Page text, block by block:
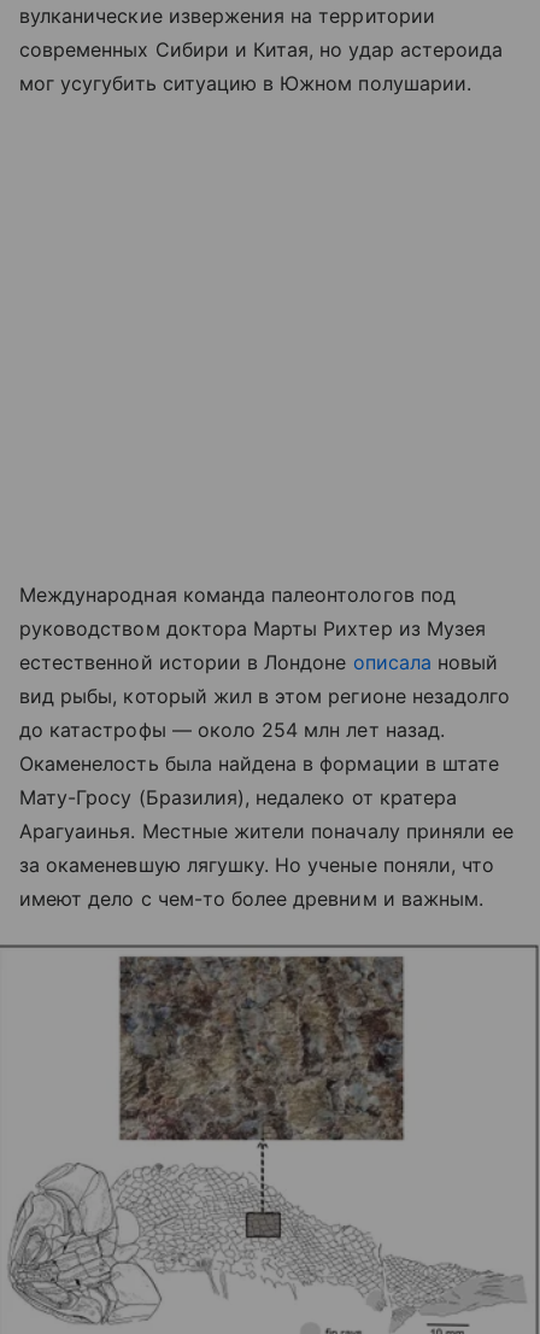
вулканические извержения на территории
современных Сибири и Китая, но удар астероида
мог усугубить ситуацию в Южном полушарии.
Международная команда палеонтологов под
руководством доктора Марты Рихтер из Музея
естественной истории в Лондоне описала новый
вид рыбы, который жил в этом регионе незадолго
до катастрофы — около 254 млн лет назад.
Окаменелость была найдена в формации в штате
Мату-Гросу (Бразилия), недалеко от кратера
Арагуаинья. Местные жители поначалу приняли ее
за окаменевшую лягушку. Но ученые поняли, что
имеют дело с чем-то более древним и важным.